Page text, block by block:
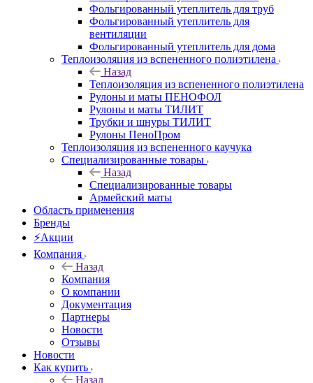
Фольгированный утеплитель для труб
Фольгированный утеплитель для
вентиляции
Фольгированный утеплитель для дома
Теплоизоляция из вспененного полиэтилена
Назад
Теплоизоляция из вспененного полиэтилена
Рулоны и маты ПЕНОФОЛ
Рулоны и маты ТИЛИТ
Трубки и шнуры ТИЛИТ
Рулоны ПеноПром
Теплоизоляция из вспененного каучука
Специализированные товары
Назад
Специализированные товары
Армейский маты
Область применения
Бренды
⚡Акции
Компания
Назад
Компания
О компании
Документация
Партнеры
Новости
Отзывы
Новости
Как купить
Назад